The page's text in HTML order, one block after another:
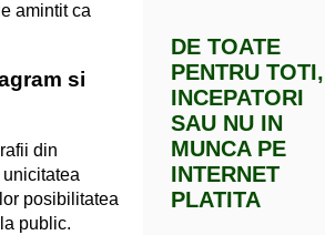
amintit ca
si
din
posibilitatea
public.
DE TOATE
PENTRU TOTI,
INCEPATORI
SAU NU IN
MUNCA PE
INTERNET
PLATITA